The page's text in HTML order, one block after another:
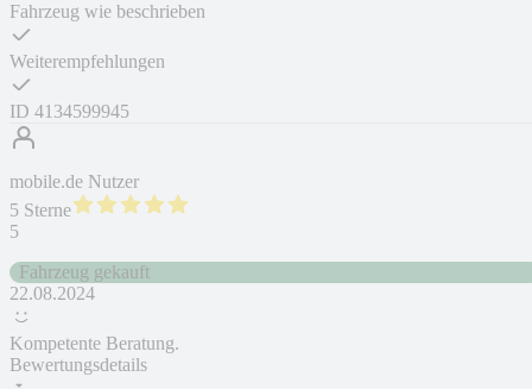
Fahrzeug wie beschrieben
Weiterempfehlungen
ID 4134599945
mobile.de Nutzer
5 Sterne
5
Fahrzeug gekauft
22.08.2024
Kompetente Beratung.
Bewertungsdetails